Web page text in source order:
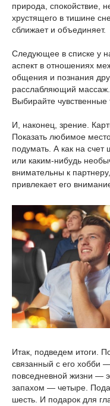
природа, спокойствие,
хрустящего в тишине
сближает и объединяет.
Следующее в списке у
аспект в отношениях
общения и познания
расслабляющий массаж.
Выбирайте
И, наконец, зрение.
Показать любимое
подумать. А как на счет
или каким-нибудь
внимательны к
привлекает его
Итак, подведем итоги.
связанный с его хобби
повседневной жизни —
запахом — четыре.
шесть. И подарок для